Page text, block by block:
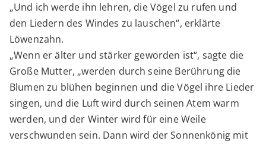
„Und ich werde ihn lehren, die Vögel zu rufen und
den Liedern des Windes zu lauschen“, erklärte
Löwenzahn.
„Wenn er älter und stärker geworden ist“, sagte die
Große Mutter, „werden durch seine Berührung die
Blumen zu blühen beginnen und die Vögel ihre Lieder
singen, und die Luft wird durch seinen Atem warm
werden, und der Winter wird für eine Weile
verschwunden sein. Dann wird der Sonnenkönig mit